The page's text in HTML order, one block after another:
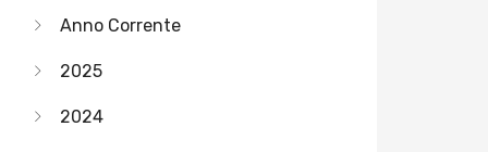
Anno Corrente
2025
2024